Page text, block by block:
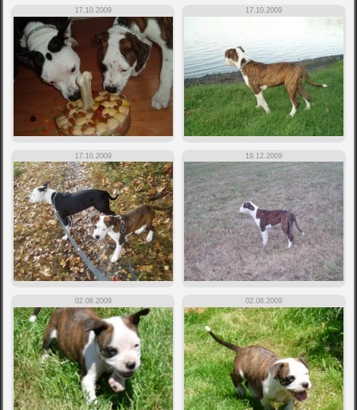
17.10.2009 17.10.2009
17.10.2009 19.12.2009
02.08.2009 02.08.2009